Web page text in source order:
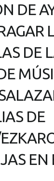
DE
DE
DE
EN